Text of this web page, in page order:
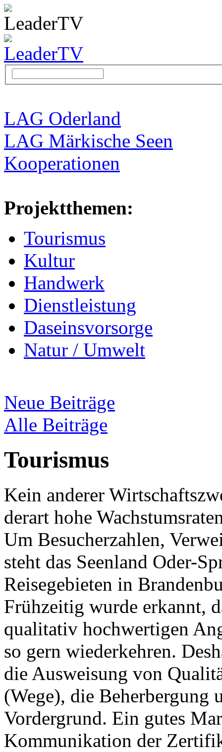
LAG Oderland
LAG Märkische Seen
Kooperationen
Projektthemen:
Tourismus
Kultur
Handwerk
Dienstleistung
Daseinsvorsorge
Natur / Umwelt
Neue Beiträge
Alle Beiträge
Tourismus
Kein anderer
derart hohe
Um Besucherzahlen,
steht das Seenland Oder-
Reisegebieten in
Frühzeitig wurde erkannt,
qualitativ hochwertigen
so gern wiederkehren.
die Ausweisung von
(Wege), die Beherbergung
Vordergrund. Ein gutes
Kommunikation der